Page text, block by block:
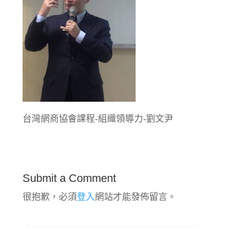
台灣網商協會課程-組織領導力-劉文尹
Submit a Comment
很抱歉，必須登入 網站才能發佈留言。